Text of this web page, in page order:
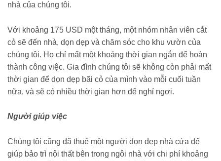
nhà của chúng tôi.
Với khoảng 175 USD một tháng, một nhóm nhân viên cắt
cỏ sẽ đến nhà, dọn dẹp và chăm sóc cho khu vườn của
chúng tôi. Họ chỉ mất một khoảng thời gian ngắn để hoàn
thành công việc. Gia đình chúng tôi sẽ không còn phải mất
thời gian để dọn dẹp bãi cỏ của mình vào mỗi cuối tuần
nữa, và sẽ có nhiều thời gian hơn để nghỉ ngơi.
Người giúp việc
Chúng tôi cũng đã thuê một người dọn dẹp nhà cửa để
giúp bảo trì nội thất bên trong ngôi nhà với chi phí khoảng